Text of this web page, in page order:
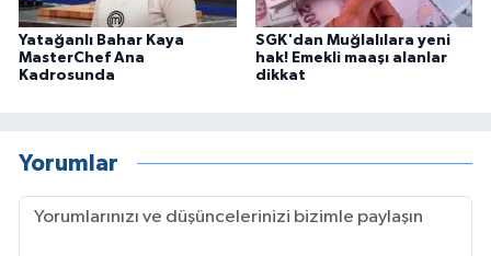
Yatağanlı Bahar Kaya
MasterChef Ana
Kadrosunda
SGK'dan Muğlalılara yeni
hak! Emekli maaşı alanlar
dikkat
Yorumlar